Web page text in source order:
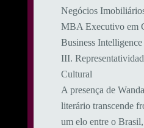
Negócios
MBA Executivo em
Business
​III.
Cultural
​A presença de
literário transcende
um elo entre o